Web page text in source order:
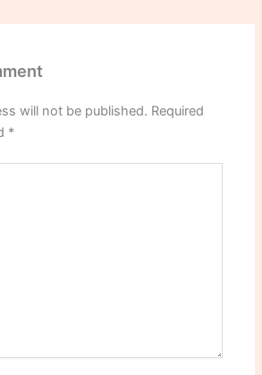
will not be published. Required
*